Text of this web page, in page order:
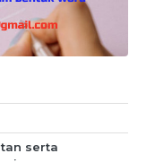
serta